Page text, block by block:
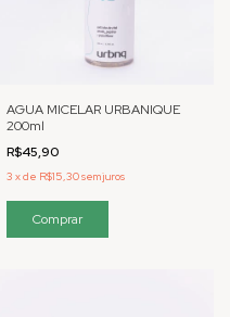
AGUA MICELAR URBANIQUE
200ml
R$45,90
3 xde R$15,30sem juros